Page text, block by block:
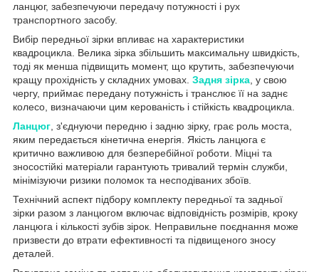
ланцюг, забезпечуючи передачу потужності і рух
транспортного засобу.
Вибір передньої зірки впливає на характеристики
квадроцикла. Велика зірка збільшить максимальну швидкість,
тоді як менша підвищить момент, що крутить, забезпечуючи
кращу прохідність у складних умовах. Задня зірка, у свою
чергу, приймає передану потужність і транслює її на заднє
колесо, визначаючи цим керованість і стійкість квадроцикла.
Ланцюг, з'єднуючи передню і задню зірку, грає роль моста,
яким передається кінетична енергія. Якість ланцюга є
критично важливою для безперебійної роботи. Міцні та
зносостійкі матеріали гарантують тривалий термін служби,
мінімізуючи ризики поломок та несподіваних збоїв.
Технічний аспект підбору комплекту передньої та задньої
зірки разом з ланцюгом включає відповідність розмірів, кроку
ланцюга і кількості зубів зірок. Неправильне поєднання може
призвести до втрати ефективності та підвищеного зносу
деталей.